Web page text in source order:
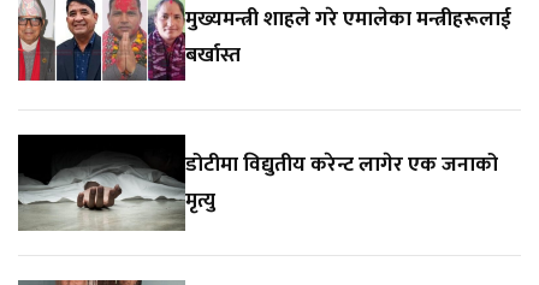
मुख्यमन्त्री शाहले गरे एमालेका मन्त्रीहरूलाई
बर्खास्त
डोटीमा विद्युतीय करेन्ट लागेर एक जनाको
मृत्यु